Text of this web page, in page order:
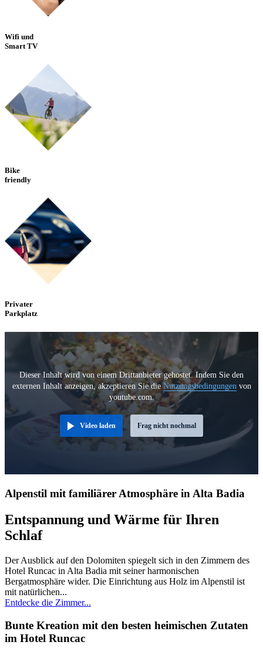
Wifi und
Smart TV
Bike
friendly
Privater
Parkplatz
Dieser Inhalt wird von einem Drittanbieter gehostet. Indem Sie den
externen Inhalt anzeigen, akzeptieren Sie dieNutzungsbedingungen von
youtube.com.
Video laden Frag nicht nochmal
Alpenstil mit familiärer Atmosphäre in Alta Badia
Entspannung und Wärme für Ihren
Schlaf
Der Ausblick auf den Dolomiten spiegelt sich in den Zimmern des
Hotel Runcac in Alta Badia mit seiner harmonischen
Bergatmosphäre wider. Die Einrichtung aus Holz im Alpenstil ist
mit natürlichen...
Entdecke die Zimmer...
Bunte Kreation mit den besten heimischen Zutaten
im Hotel Runcac